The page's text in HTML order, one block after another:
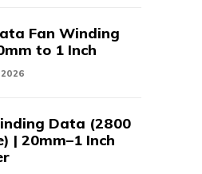
Fan Winding
to 1 Inch
2026
Data (2800
| 20mm–1 Inch